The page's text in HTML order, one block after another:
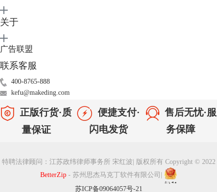
如果现有的没有我们需要的，我们可以点击【编辑预设】，然后在偏好设
置中增加我们自己需要的解压缩操作。当然我们还可以
些教程我们可以在betterzip教程页面进行查看。
关于
广告联盟
联系客服
400-8765-888
kefu@makeding.com
正版行货·质
量保证
便捷支付·
闪电发货
售后无忧·服
务保障
特聘法律顾问：江苏政纬律师事务所 宋红波
版权所有 Copyright © 2022
BetterZip - 苏州思杰马克丁软件有限公司
苏ICP备09064057号-21